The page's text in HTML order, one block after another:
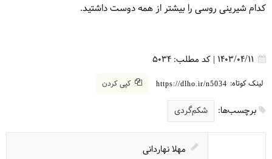
کدام شیرینی روسی را بیشتر از همه دوست داشتید.
1403/04/11
| کد مطلب: 5034
لینک کوتاه: https://dlho.ir/n5034 کپی کردن
برچسب‌ها: شکم‌گردی
مهلا نهاردانی